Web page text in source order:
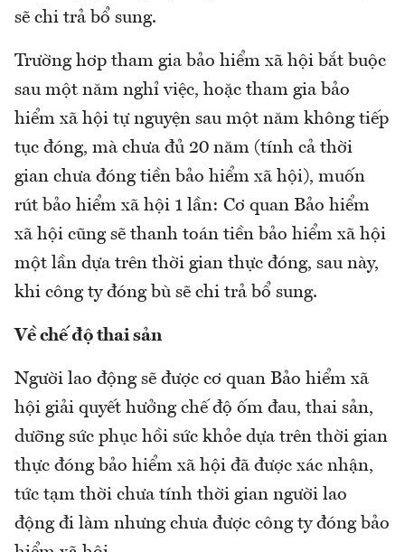
sẽ chi trả bổ sung.
Trường hơp tham gia bảo hiểm xã hội bắt buộc
sau một năm nghỉ việc, hoặc tham gia bảo
hiểm xã hội tự nguyện sau một năm không tiếp
tục đóng, mà chưa đủ 20 năm (tính cả thời
gian chưa đóng tiền bảo hiểm xã hội), muốn
rút bảo hiểm xã hội 1 lần: Cơ quan Bảo hiểm
xã hội cũng sẽ thanh toán tiền bảo hiểm xã hội
một lần dựa trên thời gian thực đóng, sau này,
khi công ty đóng bù sẽ chi trả bổ sung.
Về chế độ thai sản
Người lao động sẽ được cơ quan Bảo hiểm xã
hội giải quyết hưởng chế độ ốm đau, thai sản,
dưỡng sức phục hồi sức khỏe dựa trên thời gian
thực đóng bảo hiểm xã hội đã được xác nhận,
tức tạm thời chưa tính thời gian người lao
động đi làm nhưng chưa được công ty đóng bảo